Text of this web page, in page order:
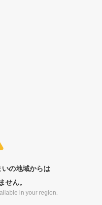
の地域からは
せん。
in your region.